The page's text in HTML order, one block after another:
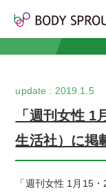
2019.1.5
「週刊女性 1
生活社）に掲
「週刊女性 1月15